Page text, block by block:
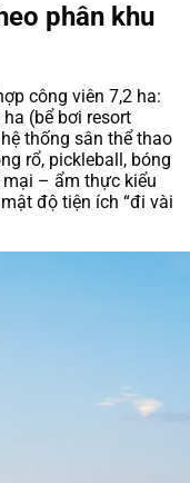
phân khu
công viên 7,2 ha:
(bể bơi resort
thống sân thể thao
rổ, pickleball, bóng
– ẩm thực kiểu
độ tiện ích “đi vài